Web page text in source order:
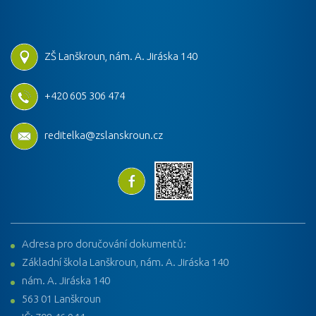
ZŠ Lanškroun, nám. A. Jiráska 140
+420 605 306 474
reditelka@zslanskroun.cz
Adresa pro doručování dokumentů:
Základní škola Lanškroun, nám. A. Jiráska 140
nám. A. Jiráska 140
563 01 Lanškroun